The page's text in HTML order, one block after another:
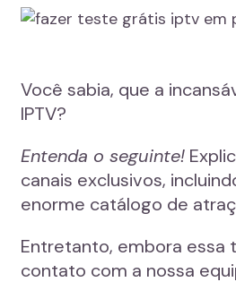
Você sabia, que a
IPTV?
Entenda o seguinte!
canais exclusivos,
enorme catálogo de
Entretanto, embora essa
contato com a nossa